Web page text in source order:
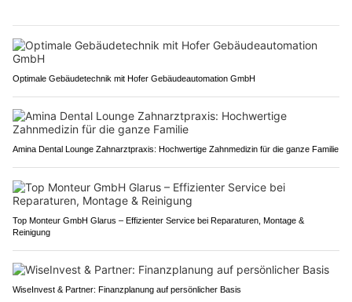
Optimale Gebäudetechnik mit Hofer Gebäudeautomation GmbH
Amina Dental Lounge Zahnarztpraxis: Hochwertige Zahnmedizin für die ganze Familie
Top Monteur GmbH Glarus – Effizienter Service bei Reparaturen, Montage &
Reinigung
WiseInvest & Partner: Finanzplanung auf persönlicher Basis